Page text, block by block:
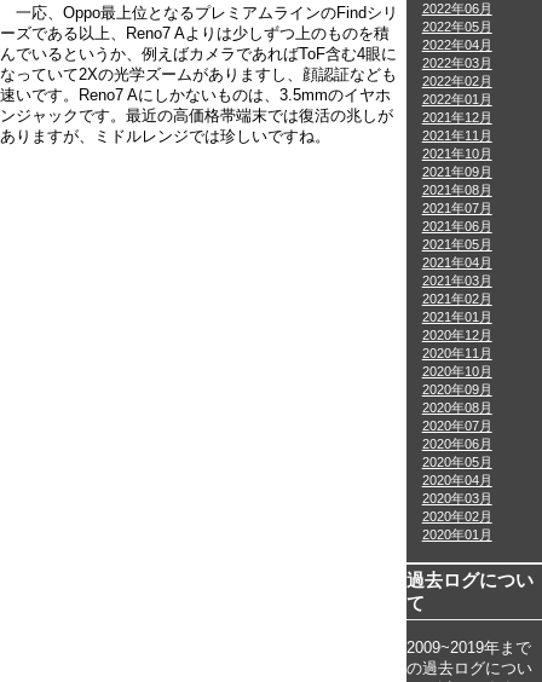
一応、Oppo最上位となるプレミアムラインのFindシリ
ーズである以上、Reno7 Aよりは少しずつ上のものを積
んでいるというか、例えばカメラであればToF含む4眼に
なっていて2Xの光学ズームがありますし、顔認証なども
速いです。Reno7 Aにしかないものは、3.5mmのイヤホ
ンジャックです。最近の高価格帯端末では復活の兆しが
ありますが、ミドルレンジでは珍しいですね。
2022年06月
2022年05月
2022年04月
2022年03月
2022年02月
2022年01月
2021年12月
2021年11月
2021年10月
2021年09月
2021年08月
2021年07月
2021年06月
2021年05月
2021年04月
2021年03月
2021年02月
2021年01月
2020年12月
2020年11月
2020年10月
2020年09月
2020年08月
2020年07月
2020年06月
2020年05月
2020年04月
2020年03月
2020年02月
2020年01月
過去ログについ
て
2009~2019年まで
の過去ログについ